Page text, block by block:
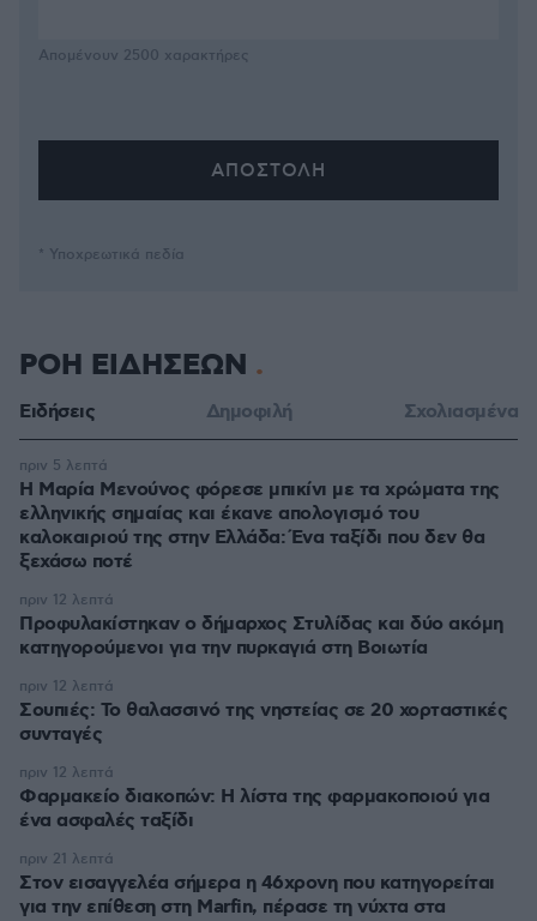
Απομένουν 2500 χαρακτήρες
* Υποχρεωτικά πεδία
ΡΟΗ ΕΙΔΗΣΕΩΝ
Ειδήσεις Δημοφιλή Σχολιασμένα
Η Μαρία Μενούνος φόρεσε μπικίνι με τα χρώματα της
ελληνικής σημαίας και έκανε απολογισμό του
καλοκαιριού της στην Ελλάδα: Ένα ταξίδι που δεν θα
ξεχάσω ποτέ
πριν 5 λεπτά
Προφυλακίστηκαν ο δήμαρχος Στυλίδας και δύο ακόμη
κατηγορούμενοι για την πυρκαγιά στη Βοιωτία
πριν 12 λεπτά
Σουπιές: Το θαλασσινό της νηστείας σε 20 χορταστικές
συνταγές
πριν 12 λεπτά
Φαρμακείο διακοπών: Η λίστα της φαρμακοποιού για
ένα ασφαλές ταξίδι
πριν 12 λεπτά
Στον εισαγγελέα σήμερα η 46χρονη που κατηγορείται
για την επίθεση στη Marfin, πέρασε τη νύχτα στα
πριν 21 λεπτά